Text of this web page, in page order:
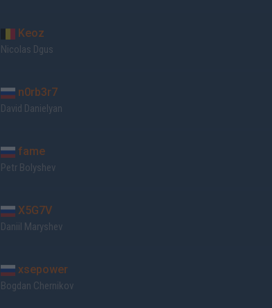
Keoz
Nicolas Dgus
n0rb3r7
David Danielyan
fame
Petr Bolyshev
X5G7V
Daniil Maryshev
xsepower
Bogdan Chernikov